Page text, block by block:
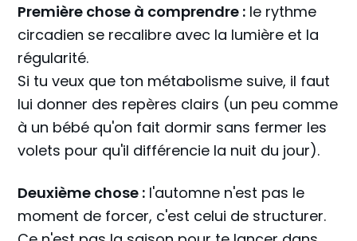
Première chose à comprendre : le rythme
circadien se recalibre avec la lumière et la
régularité.
Si tu veux que ton métabolisme suive, il faut
lui donner des repères clairs (un peu comme
à un bébé qu'on fait dormir sans fermer les
volets pour qu'il différencie la nuit du jour).
Deuxième chose : l'automne n'est pas le
moment de forcer, c'est celui de structurer.